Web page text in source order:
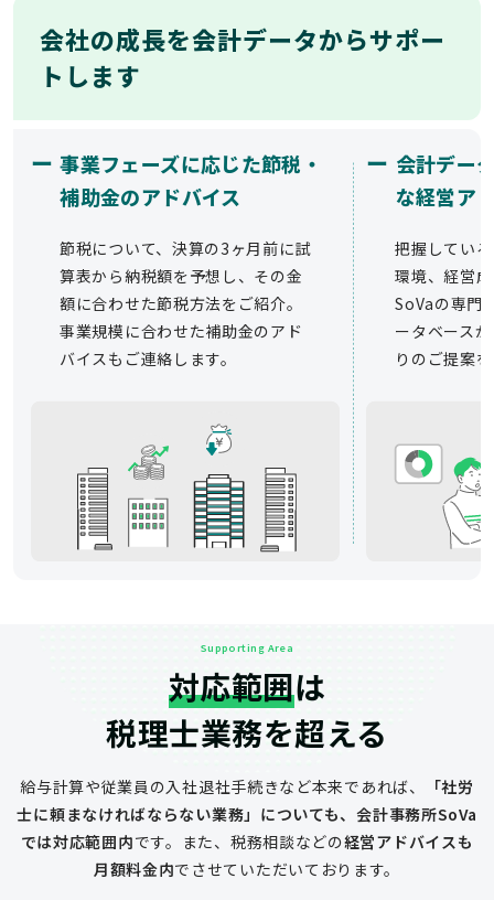
会社の成長を会計データからサポー
トします
ー 事業フェーズに応じた節税・
補助金のアドバイス
節税について、決算の3ヶ月前に試
算表から納税額を予想し、その金
額に合わせた節税方法をご紹介。
事業規模に合わせた補助金のアド
バイスもご連絡します。
ー 会計デー
な経営ア
把握してい
環境、経営
SoVaの専門
ータベース
りのご提案
Supporting Area
対応範囲は
税理士業務を超える
給与計算や従業員の入社退社手続きなど本来であれば、
「社労
士に頼まなければならない業務」についても、会計事務所SoVa
では対応範囲内です。 また、税務相談などの経営アドバイスも
月額料金内でさせていただいております。